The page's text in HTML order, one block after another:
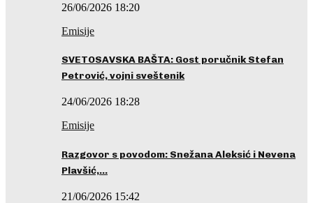
26/06/2026 18:20
Emisije
SVETOSAVSKA BAŠTA: Gost poručnik Stefan
Petrović, vojni sveštenik
24/06/2026 18:28
Emisije
Razgovor s povodom: Snežana Aleksić i Nevena
Plavšić,…
21/06/2026 15:42